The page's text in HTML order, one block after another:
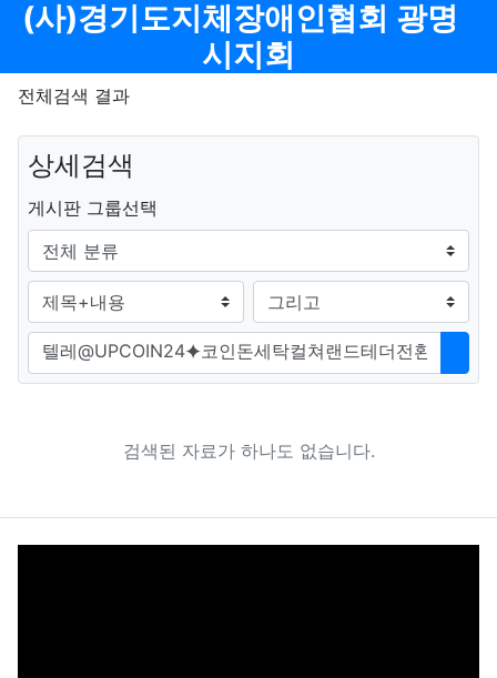
메뉴
(사)경기도지체장애인협회 광명
시지회
전체검색 결과
상세검색
그룹
게시판 그룹선택
검색조건 검색방법
검색어
검
검색된 자료가 하나도 없습니다.